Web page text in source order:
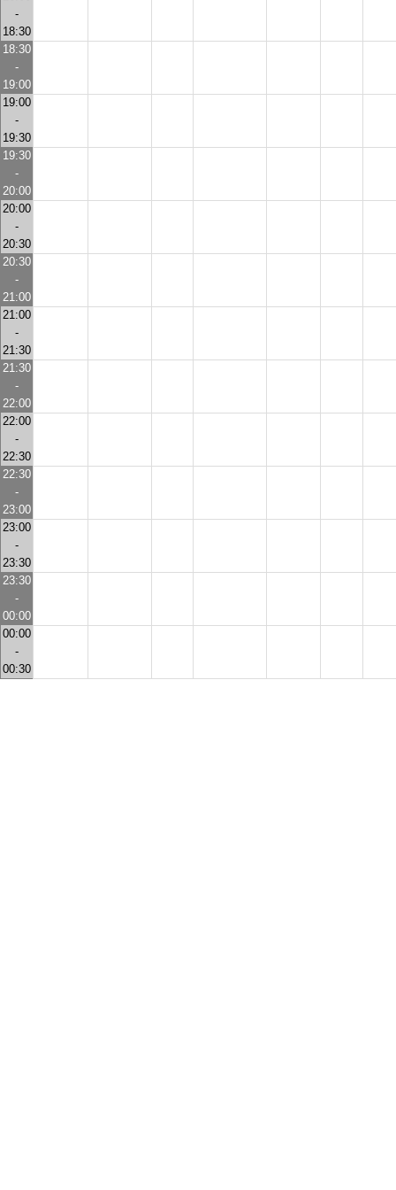
-
18:30
18:30
-
19:00
19:00
-
19:30
19:30
-
20:00
20:00
-
20:30
20:30
-
21:00
21:00
-
21:30
21:30
-
22:00
22:00
-
22:30
22:30
-
23:00
23:00
-
23:30
23:30
-
00:00
00:00
-
00:30